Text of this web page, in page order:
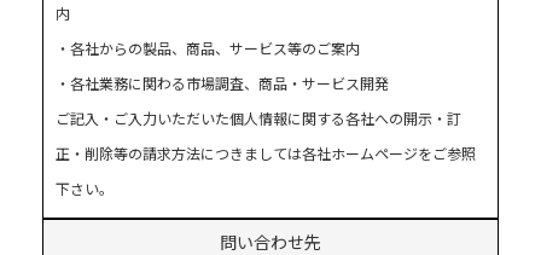
内
・各社からの製品、商品、サービス等のご案内
・各社業務に関わる市場調査、商品・サービス開発
ご記入・ご入力いただいた個人情報に関する各社への開示・訂
正・削除等の請求方法につきましては各社ホームページをご参照
下さい。
問い合わせ先